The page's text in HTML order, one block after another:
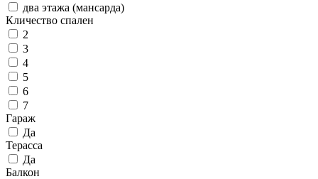
два этажа (мансарда)
Кличество спален
2
3
4
5
6
7
Гараж
Да
Терасса
Да
Балкон